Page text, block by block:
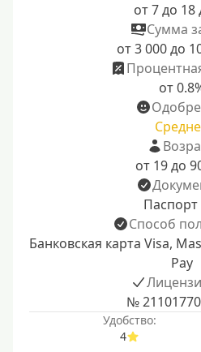
от 7 до 18
Сумма
от 3 000 до
от
от 19 до
Способ
Банковская карта Visa,
Pay
№
Удобство:
4